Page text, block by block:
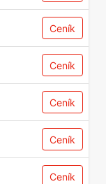
Ceník
Ceník
Ceník
Ceník
Ceník